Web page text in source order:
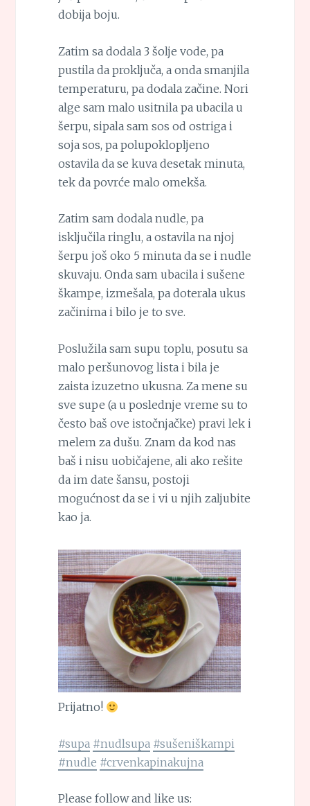
dobija boju.
Zatim sa dodala 3 šolje vode, pa
pustila da proključa, a onda smanjila
temperaturu, pa dodala začine. Nori
alge sam malo usitnila pa ubacila u
šerpu, sipala sam sos od ostriga i
soja sos, pa polupoklopljeno
ostavila da se kuva desetak minuta,
tek da povrće malo omekša.
Zatim sam dodala nudle, pa
isključila ringlu, a ostavila na njoj
šerpu još oko 5 minuta da se i nudle
skuvaju. Onda sam ubacila i sušene
škampe, izmešala, pa doterala ukus
začinima i bilo je to sve.
Poslužila sam supu toplu, posutu sa
malo peršunovog lista i bila je
zaista izuzetno ukusna. Za mene su
sve supe (a u poslednje vreme su to
često baš ove istočnjačke) pravi lek i
melem za dušu. Znam da kod nas
baš i nisu uobičajene, ali ako rešite
da im date šansu, postoji
mogućnost da se i vi u njih zaljubite
kao ja.
Prijatno!
#supa #nudlsupa #sušeniškampi
#nudle #crvenkapinakujna
Please follow and like us: